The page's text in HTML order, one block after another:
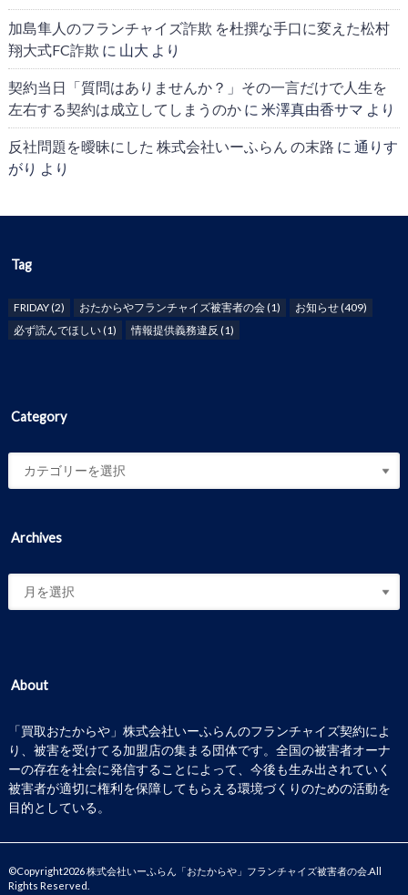
加島隼人のフランチャイズ詐欺 を杜撰な手口に変えた松村
翔大式FC詐欺 に 山大 より
契約当日「質問はありませんか？」その一言だけで人生を
左右する契約は成立してしまうのかに 米澤真由香サマ より
反社問題を曖昧にした 株式会社いーふらん の末路 に 通りす
がり より
Tag
FRIDAY(2) おたからやフランチャイズ被害者の会(1) お知らせ(409)
必ず読んでほしい(1) 情報提供義務違反 (1)
Category
Archives
About
「買取おたからや」株式会社いーふらんのフランチャイズ契約によ
り、被害を受けてる加盟店の集まる団体です。全国の被害者オーナ
ーの存在を社会に発信することによって、今後も生み出されていく
被害者が適切に権利を保障してもらえる環境づくりのための活動を
目的としている。
©Copyright2026株式会社いーふらん「おたからや」フランチャイズ被害者の会.All
Rights Reserved.